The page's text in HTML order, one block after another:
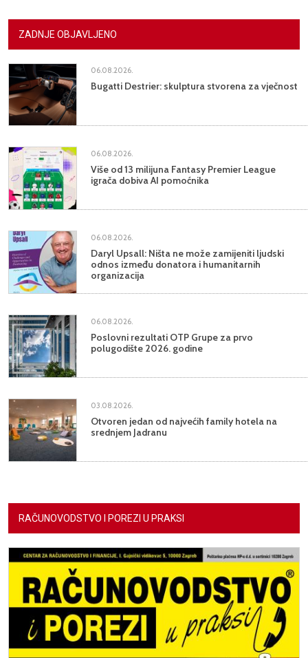
ZADNJE OBJAVLJENO
06.08.2026.
Bugatti Destrier: skulptura stvorena za vječnost
06.08.2026.
Više od 13 milijuna Fantasy Premier League
igrača dobiva AI pomoćnika
06.08.2026.
Daryl Upsall: Ništa ne može zamijeniti ljudski
odnos između donatora i humanitarnih
organizacija
06.08.2026.
Poslovni rezultati OTP Grupe za prvo
polugodište 2026. godine
03.08.2026.
Otvoren jedan od najvećih family hotela na
srednjem Jadranu
RAČUNOVODSTVO I POREZI U PRAKSI